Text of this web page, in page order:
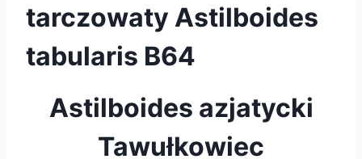
tarczowaty Astilboides
tabularis B64
Astilboides azjatycki
Tawułkowiec